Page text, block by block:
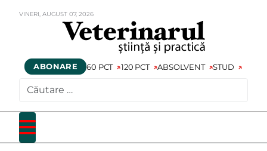
VINERI, AUGUST 07,2026
ABONARE 60 PCT 120 PCT ABSOLVENT STUD